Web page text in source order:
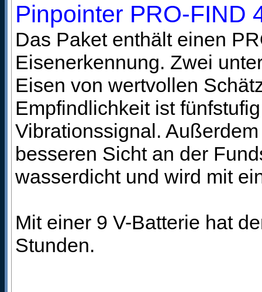
Pinpointer PRO-FIND
Das Paket enthält einen
Eisenerkennung. Zwei
Eisen von wertvollen
Empfindlichkeit ist
Vibrationssignal.
besseren Sicht an der
wasserdicht und wird mit
Mit einer 9 V-Batterie hat
Stunden.